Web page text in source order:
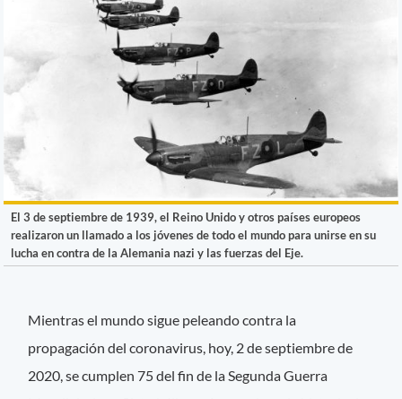
El 3 de septiembre de 1939, el Reino Unido y otros países europeos
realizaron un llamado a los jóvenes de todo el mundo para unirse en su
lucha en contra de la Alemania nazi y las fuerzas del Eje.
Mientras el mundo sigue peleando contra la
propagación del coronavirus, hoy, 2 de septiembre de
2020, se cumplen 75 del fin de la Segunda Guerra